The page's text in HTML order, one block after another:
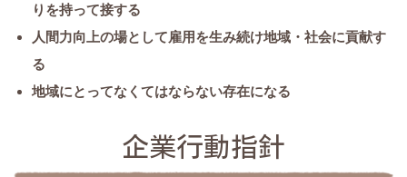
りを持って接する
人間力向上の場として雇用を生み続け地域・社会に貢献す
る
地域にとってなくてはならない存在になる
企業行動指針